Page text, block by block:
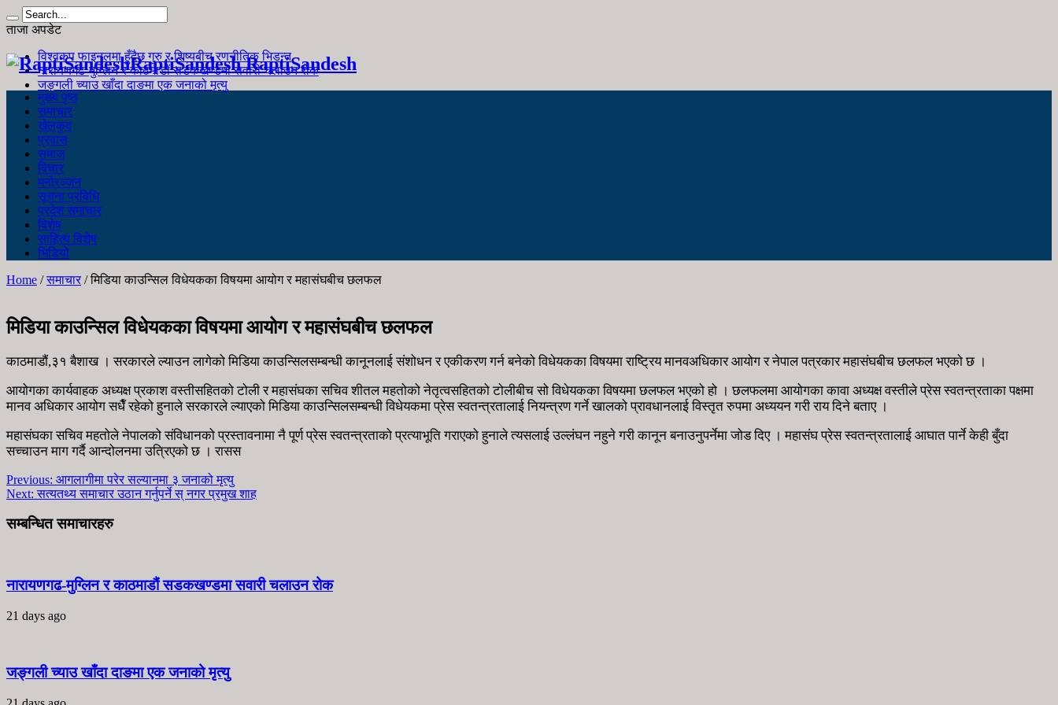
ताजा अपडेट
विश्वकप फाइनलमा हुँदैछ गुरु र शिष्यबीच रणनीतिक भिडन्त
नारायणगढ-मुग्लिन र काठमाडौं सडकखण्डमा सवारी चलाउन रोक
जङ्गली च्याउ खाँदा दाङमा एक जनाको मृत्यु
RaptiSandesh RaptiSandesh
मुख्य पृष्ठ
समाचार
खेलकुद
प्रवास
समाज
विचार
मनोरञ्जन
सूचना प्रविधि
प्रदेश समाचार
विशेष
साहित्य विशेष
भिडियो
Home /समाचार /मिडिया काउन्सिल विधेयकका विषयमा आयोग र महासंघबीच छलफल
मिडिया काउन्सिल विधेयकका विषयमा आयोग र महासंघबीच छलफल
काठमाडौं,३१ बैशाख । सरकारले ल्याउन लागेको मिडिया काउन्सिलसम्बन्धी कानूनलाई संशोधन र एकीकरण गर्न बनेको विधेयकका विषयमा राष्ट्रिय मानवअधिकार आयोग र नेपाल पत्रकार महासंघबीच छलफल भएको छ ।
आयोगका कार्यवाहक अध्यक्ष प्रकाश वस्तीसहितको टोली र महासंघका सचिव शीतल महतोको नेतृत्वसहितको टोलीबीच सो विधेयकका विषयमा छलफल भएको हो । छलफलमा आयोगका कावा अध्यक्ष वस्तीले प्रेस स्वतन्त्रताका पक्षमा
मानव अधिकार आयोग सधैँ रहेको हुनाले सरकारले ल्याएको मिडिया काउन्सिलसम्बन्धी विधेयकमा प्रेस स्वतन्त्रतालाई नियन्त्रण गर्ने खालको प्रावधानलाई विस्तृत रुपमा अध्ययन गरी राय दिने बताए ।
महासंघका सचिव महतोले नेपालको संविधानको प्रस्तावनामा नै पूर्ण प्रेस स्वतन्त्रताको प्रत्याभूति गराएको हुनाले त्यसलाई उल्लंघन नहुने गरी कानून बनाउनुपर्नेमा जोड दिए । महासंघ प्रेस स्वतन्त्रतालाई आघात पार्ने केही बुँदा
सच्चाउन माग गर्दै आन्दोलनमा उत्रिएको छ । रासस
Previous: आगलागीमा परेर सल्यानमा ३ जनाको मृत्यु
Next: सत्यतथ्य समाचार उठान गर्नुपर्ने स् नगर प्रमुख शाह
सम्बन्धित समाचारहरु
नारायणगढ-मुग्लिन र काठमाडौं सडकखण्डमा सवारी चलाउन रोक
21 days ago
जङ्गली च्याउ खाँदा दाङमा एक जनाको मृत्यु